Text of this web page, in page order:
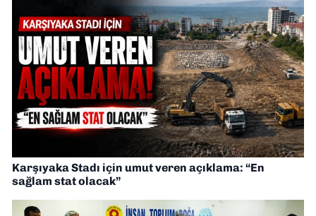
Karşıyaka Stadı için umut veren açıklama: “En
sağlam stat olacak”